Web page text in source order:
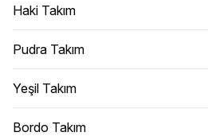
Haki Takım
Pudra Takım
Yeşil Takım
Bordo Takım